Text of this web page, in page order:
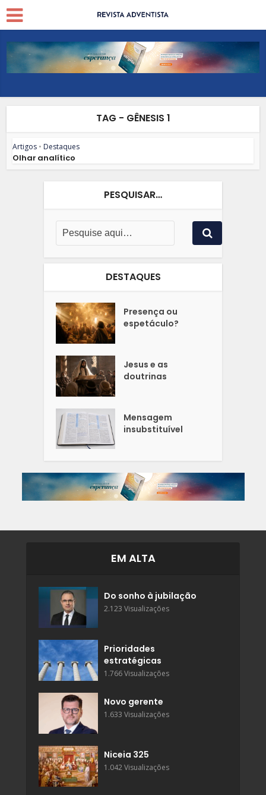
TAG - GÊNESIS 1
Artigos • Destaques
Olhar analítico
PESQUISAR…
DESTAQUES
Presença ou
espetáculo?
Jesus e as
doutrinas
Mensagem
insubstituível
EM ALTA
Do sonho à jubilação
2.123 Visualizações
Prioridades
estratégicas
1.766 Visualizações
Novo gerente
1.633 Visualizações
Niceia 325
1.042 Visualizações